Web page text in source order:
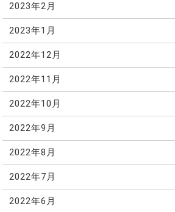
2023年2月
2023年1月
2022年12月
2022年11月
2022年10月
2022年9月
2022年8月
2022年7月
2022年6月